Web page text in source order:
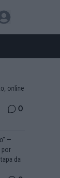
online
0
—
por
da